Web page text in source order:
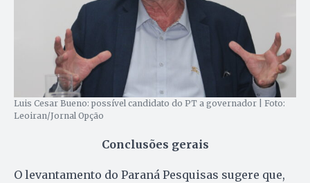
Luis Cesar Bueno: possível candidato do PT a governador | Foto:
Leoiran/Jornal Opção
Conclusões gerais
O levantamento do Paraná Pesquisas sugere que,